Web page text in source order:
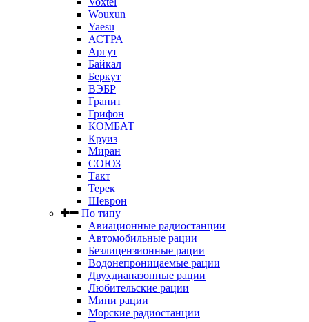
Wouxun
Yaesu
АСТРА
Аргут
Байкал
Беркут
ВЭБР
Гранит
Грифон
КОМБАТ
Круиз
Миран
СОЮЗ
Такт
Терек
Шеврон
По типу
Авиационные радиостанции
Автомобильные рации
Безлицензионные рации
Водонепроницаемые рации
Двухдиапазонные рации
Любительские рации
Мини рации
Морские радиостанции